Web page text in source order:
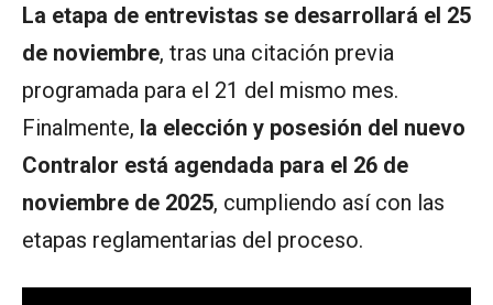
La etapa de entrevistas se desarrollará el 25
de noviembre, tras una citación previa
programada para el 21 del mismo mes.
Finalmente, la elección y posesión del nuevo
Contralor está agendada para el 26 de
noviembre de 2025, cumpliendo así con las
etapas reglamentarias del proceso.